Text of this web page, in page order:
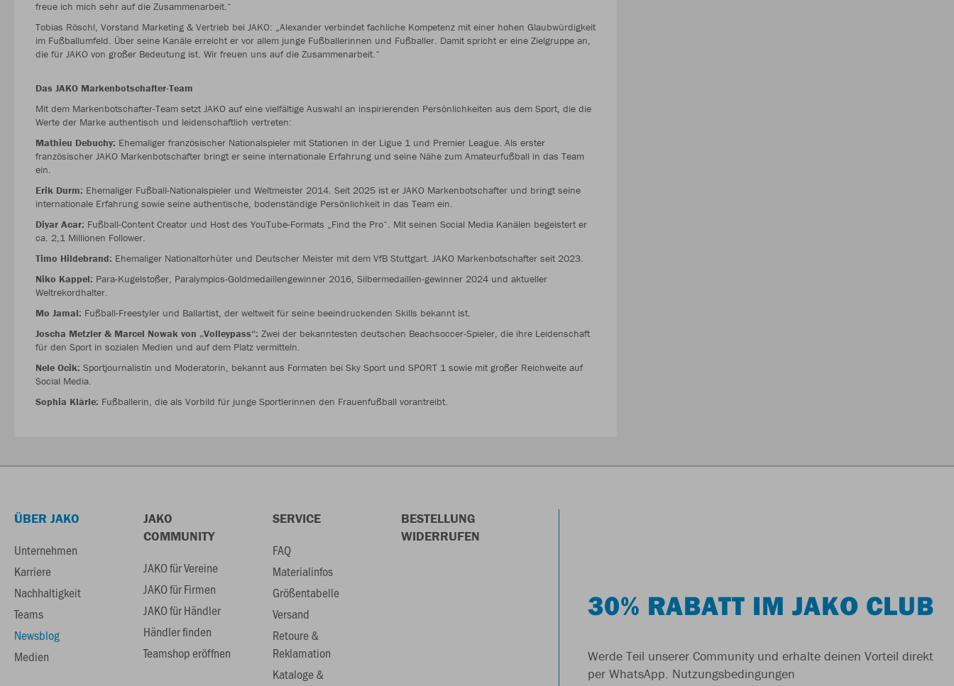
freue ich mich sehr auf die Zusammenarbeit.“
Tobias Röschl, Vorstand Marketing & Vertrieb bei JAKO: „Alexander verbindet fachliche Kompetenz mit einer hohen Glaubwürdigkeit
im Fußballumfeld. Über seine Kanäle erreicht er vor allem junge Fußballerinnen und Fußballer. Damit spricht er eine Zielgruppe an,
die für JAKO von großer Bedeutung ist. Wir freuen uns auf die Zusammenarbeit.“
Das JAKO Markenbotschafter-Team
Mit dem Markenbotschafter-Team setzt JAKO auf eine vielfältige Auswahl an inspirierenden Persönlichkeiten aus dem Sport, die die
Werte der Marke authentisch und leidenschaftlich vertreten:
Mathieu Debuchy: Ehemaliger französischer Nationalspieler mit Stationen in der Ligue 1 und Premier League. Als erster
französischer JAKO Markenbotschafter bringt er seine internationale Erfahrung und seine Nähe zum Amateurfußball in das Team
ein.
Erik Durm: Ehemaliger Fußball-Nationalspieler und Weltmeister 2014. Seit 2025 ist er JAKO Markenbotschafter und bringt seine
internationale Erfahrung sowie seine authentische, bodenständige Persönlichkeit in das Team ein.
Diyar Acar: Fußball-Content Creator und Host des YouTube-Formats „Find the Pro“. Mit seinen Social Media Kanälen begeistert er
ca. 2,1 Millionen Follower.
Timo Hildebrand: Ehemaliger Nationaltorhüter und Deutscher Meister mit dem VfB Stuttgart. JAKO Markenbotschafter seit 2023.
Niko Kappel: Para-Kugelstoßer, Paralympics-Goldmedaillengewinner 2016, Silbermedaillen-gewinner 2024 und aktueller
Weltrekordhalter.
Mo Jamal: Fußball-Freestyler und Ballartist, der weltweit für seine beeindruckenden Skills bekannt ist.
Joscha Metzler & Marcel Nowak von „Volleypass“: Zwei der bekanntesten deutschen Beachsoccer-Spieler, die ihre Leidenschaft
für den Sport in sozialen Medien und auf dem Platz vermitteln.
Nele Ocik: Sportjournalistin und Moderatorin, bekannt aus Formaten bei Sky Sport und SPORT 1 sowie mit großer Reichweite auf
Social Media.
Sophia Klärle: Fußballerin, die als Vorbild für junge Sportlerinnen den Frauenfußball vorantreibt.
ÜBER JAKO
Unternehmen
Karriere
Nachhaltigkeit
Teams
Newsblog
Medien
JAKO
COMMUNITY
JAKO für Vereine
JAKO für Firmen
JAKO für Händler
Händler finden
Teamshop eröffnen
SERVICE
FAQ
Materialinfos
Größentabelle
Versand
Retoure &
Reklamation
Kataloge &
BESTELLUNG
WIDERRUFEN
30% RABATT IM JAKO CLUB
Werde Teil unserer Community und erhalte deinen Vorteil direkt
per WhatsApp. Nutzungsbedingungen